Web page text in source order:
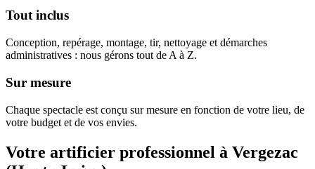
Tout inclus
Conception, repérage, montage, tir, nettoyage et démarches
administratives : nous gérons tout de A à Z.
Sur mesure
Chaque spectacle est conçu sur mesure en fonction de votre lieu, de
votre budget et de vos envies.
Votre artificier professionnel à Vergezac